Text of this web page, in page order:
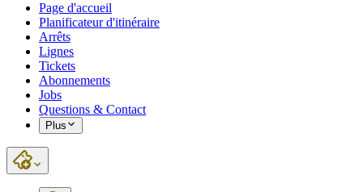
Page d'accueil
Planificateur d'itinéraire
Arrêts
Lignes
Tickets
Abonnements
Jobs
Questions & Contact
Plus